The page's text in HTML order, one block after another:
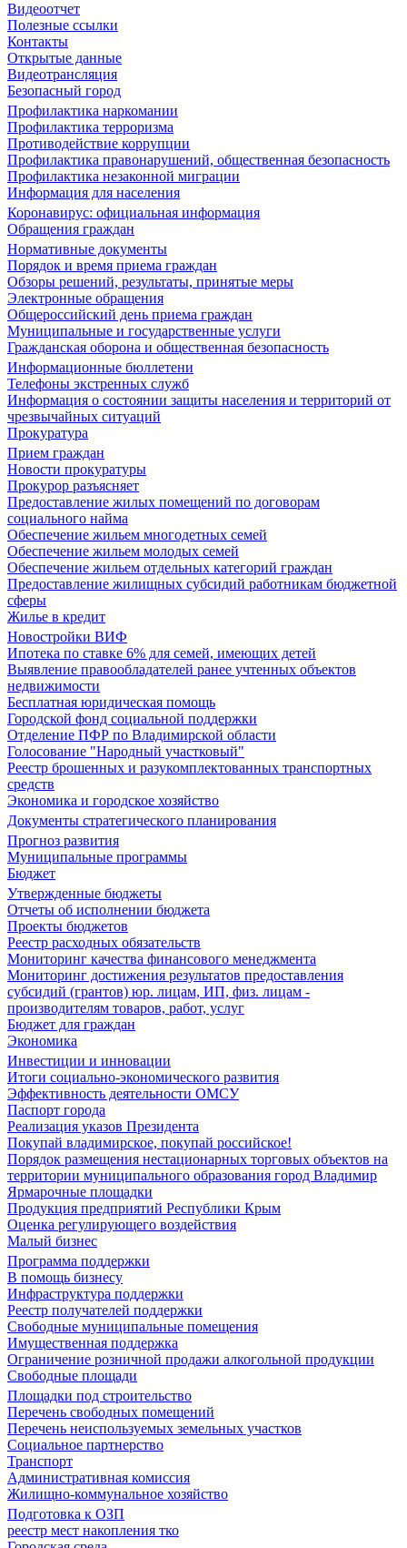
Видеоотчет
Полезные ссылки
Контакты
Открытые данные
Видеотрансляция
Безопасный город
Профилактика наркомании
Профилактика терроризма
Противодействие коррупции
Профилактика правонарушений, общественная безопасность
Профилактика незаконной миграции
Информация для населения
Коронавирус: официальная информация
Обращения граждан
Нормативные документы
Порядок и время приема граждан
Обзоры решений, результаты, принятые меры
Электронные обращения
Общероссийский день приема граждан
Муниципальные и государственные услуги
Гражданская оборона и общественная безопасность
Информационные бюллетени
Телефоны экстренных служб
Информация о состоянии защиты населения и территорий от
чрезвычайных ситуаций
Прокуратура
Прием граждан
Новости прокуратуры
Прокурор разъясняет
Предоставление жилых помещений по договорам
социального найма
Обеспечение жильем многодетных семей
Обеспечение жильем молодых семей
Обеспечение жильем отдельных категорий граждан
Предоставление жилищных субсидий работникам бюджетной
сферы
Жилье в кредит
Новостройки ВИФ
Ипотека по ставке 6% для семей, имеющих детей
Выявление правообладателей ранее учтенных объектов
недвижимости
Бесплатная юридическая помощь
Городской фонд социальной поддержки
Отделение ПФР по Владимирской области
Голосование "Народный участковый"
Реестр брошенных и разукомплектованных транспортных
средств
Экономика и городское хозяйство
Документы стратегического планирования
Прогноз развития
Муниципальные программы
Бюджет
Утвержденные бюджеты
Отчеты об исполнении бюджета
Проекты бюджетов
Реестр расходных обязательств
Мониторинг качества финансового менеджмента
Мониторинг достижения результатов предоставления
субсидий (грантов) юр. лицам, ИП, физ. лицам -
производителям товаров, работ, услуг
Бюджет для граждан
Экономика
Инвестиции и инновации
Итоги социально-экономического развития
Эффективность деятельности ОМСУ
Паспорт города
Реализация указов Президента
Покупай владимирское, покупай российское!
Порядок размещения нестационарных торговых объектов на
территории муниципального образования город Владимир
Ярмарочные площадки
Продукция предприятий Республики Крым
Оценка регулирующего воздействия
Малый бизнес
Программа поддержки
В помощь бизнесу
Инфраструктура поддержки
Реестр получателей поддержки
Свободные муниципальные помещения
Имущественная поддержка
Ограничение розничной продажи алкогольной продукции
Свободные площади
Площадки под строительство
Перечень свободных помещений
Перечень неиспользуемых земельных участков
Социальное партнерство
Транспорт
Административная комиссия
Жилищно-коммунальное хозяйство
Подготовка к ОЗП
реестр мест накопления тко